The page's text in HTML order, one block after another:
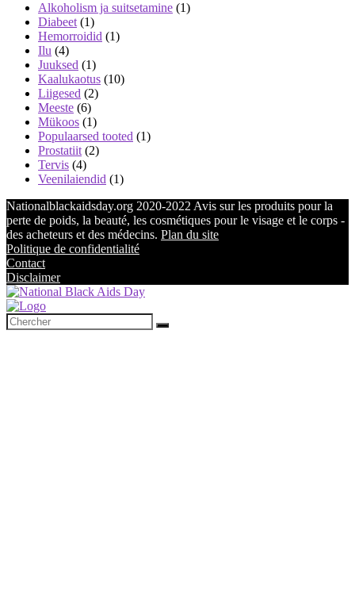
Alkoholism ja suitsetamine (1)
Diabeet (1)
Hemorroidid (1)
Ilu (4)
Juuksed (1)
Kaalukaotus (10)
Liigesed (2)
Meeste (6)
Mükoos (1)
Populaarsed tooted (1)
Prostatiit (2)
Tervis (4)
Veenilaiendid (1)
Nationalblackaidsday.org 2020-2022 Avis sur les produits pour la
perte de poids, la beauté, les cosmétiques pour le visage et le corps -
des acheteurs et des médecins. Plan du site
Politique de confidentialité
Contact
Disclaimer